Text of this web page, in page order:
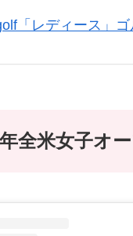
「レディース」
全米女子オ